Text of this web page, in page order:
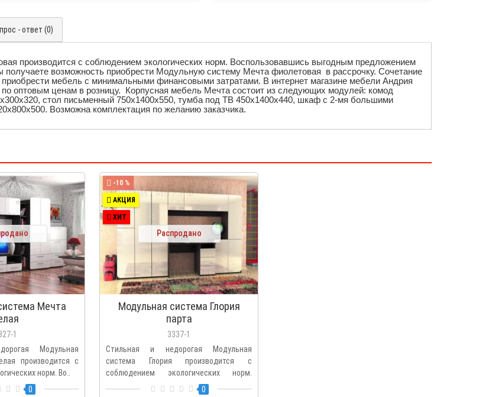
- ответ (0)
производится с соблюдением экологических норм. Воспользовавшись выгодным предложением
получаете возможность приобрести Модульную систему Мечта фиолетовая в рассрочку. Сочетание
мебель с минимальными финансовыми затратами. В интернет магазине мебели Андрия
оптовым ценам в розницу. Корпусная мебель Мечта состоит из следующих модулей: комод
стол письменный 750х1400х550, тумба под ТВ 450х1400х440, шкаф с 2-мя большими
Возможна комплектация по желанию заказчика.
Мечта
1
Модульная
производится с
норм. Во..
0
-10 %
АКЦИЯ
ХИТ
Распродано
Модульная система Глория
парта
3337-1
Стильная и недорогая Модульная
система Глория производится с
соблюдением экологических норм.
0